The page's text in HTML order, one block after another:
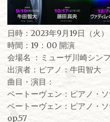
日時：2023年9月19日（火）
時間：19：00 開演
会場名 ：ミューザ川崎シン
出演者：ピアノ：牛田智大
曲目・演目：
ベートーヴェン：ピアノ・
ベートーヴェン：ピアノ・
op.57